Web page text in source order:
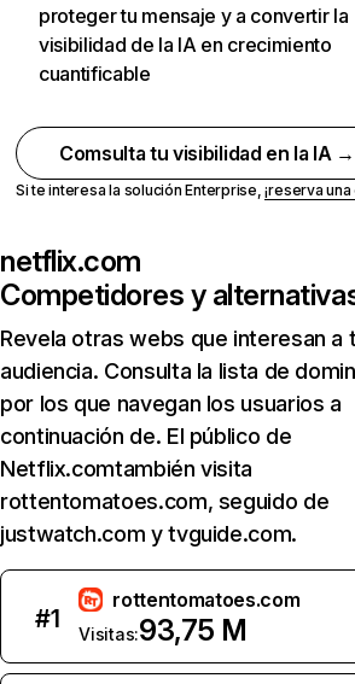
proteger tu mensaje y a convertir la
visibilidad de la IA en crecimiento
cuantificable
Comsulta tu visibilidad en la IA →
Si te interesa la solución Enterprise,¡reserva
netflix.com
Competidores y
Revela otras webs que interesan a
audiencia. Consulta la lista de
por los que navegan los usuarios a
continuación de. El público de
Netflix.comtambién visita
rottentomatoes.com, seguido de
justwatch.com y tvguide.com.
#1
rottentomatoes.com
Visitas:93,75 M